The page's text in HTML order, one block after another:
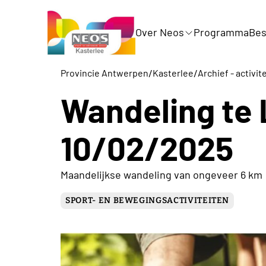
Over Neos Programma
Provincie Antwerpen/Kasterlee/Archief -
Wandeling
10/02/2025
Maandelijkse wandeling van ongeveer 6 km
SPORT- EN BEWEGINGSACTIVITEITEN